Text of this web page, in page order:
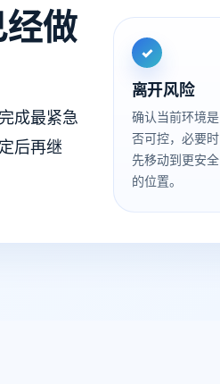
做
成最紧急
后再继
✓
离开风险
确认当前环境是
否可控，必要时
先移动到更安全
的位置。